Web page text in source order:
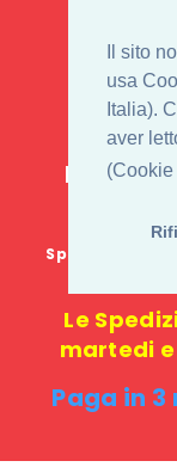
Il sito
usa
Italia).
aver
IL
E-
Spedizione
Le
martedi
Paga in